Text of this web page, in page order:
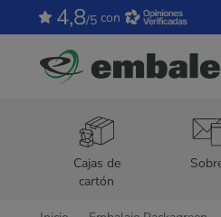
4,8/5 con
Cajas de
cartón